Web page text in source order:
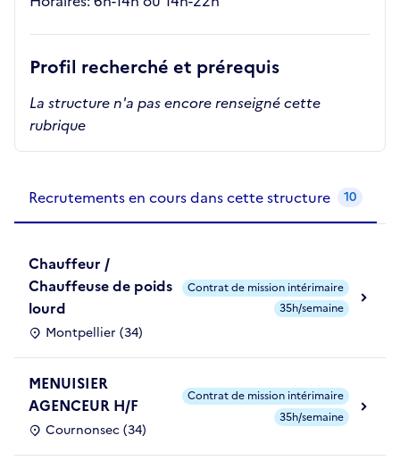
Profil recherché et prérequis
La structure n'a pas encore renseigné cette
rubrique
Recrutements en cours dans cette structure 10
Chauffeur /
Chauffeuse de poids
lourd
Montpellier (34)
Contrat de mission intérimaire
35h/semaine
MENUISIER
AGENCEUR H/F
Cournonsec (34)
Contrat de mission intérimaire
35h/semaine